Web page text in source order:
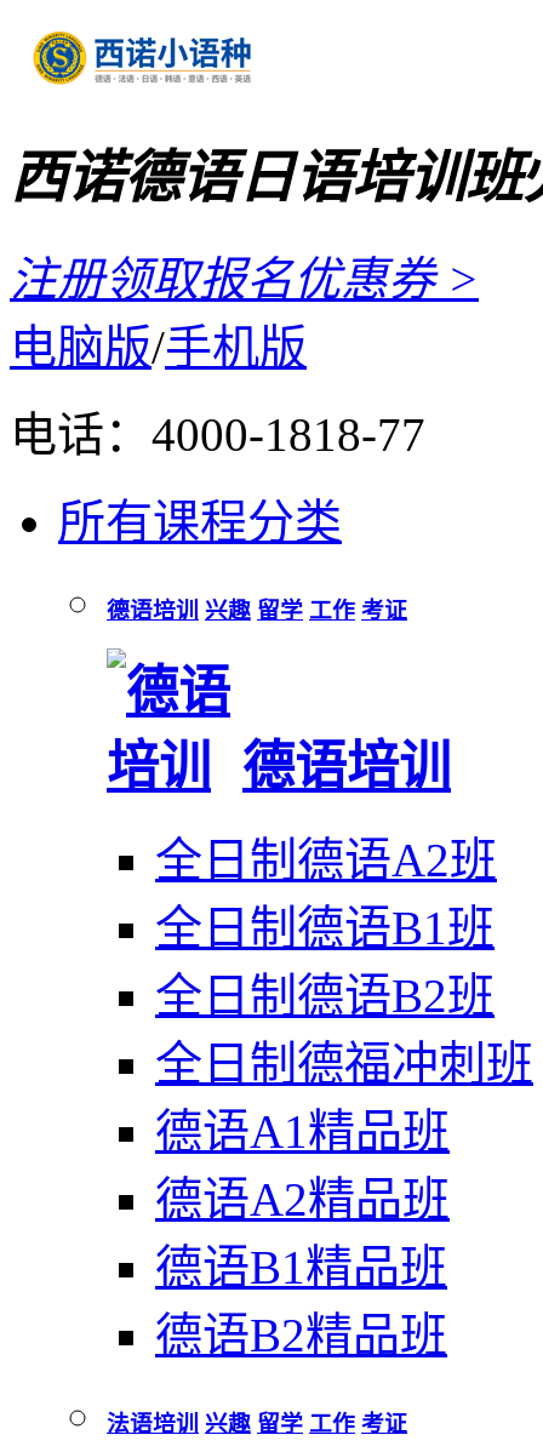
西诺德语日语培训班
注册领取报名优惠券 >
电脑版/手机版
电话： 4000-1818-77
所有课程分类
德语培训 兴趣 留学 工作 考证
德语培训
全日制德语A2班
全日制德语B1班
全日制德语B2班
全日制德福冲刺班
德语A1精品班
德语A2精品班
德语B1精品班
德语B2精品班
法语培训 兴趣 留学 工作 考证